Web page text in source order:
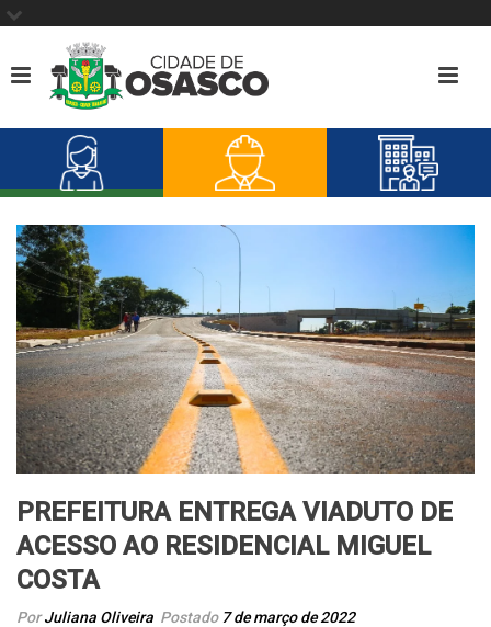
PREFEITURA ENTREGA VIADUTO DE
ACESSO AO RESIDENCIAL MIGUEL
COSTA
PorJuliana Oliveira Postado 7 de março de 2022